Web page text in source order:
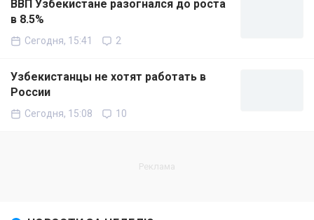
ВВП Узбекистане разогнался до роста
в 8.5%
Сегодня, 15:41 2
Узбекистанцы не хотят работать в
России
Сегодня, 15:08 10